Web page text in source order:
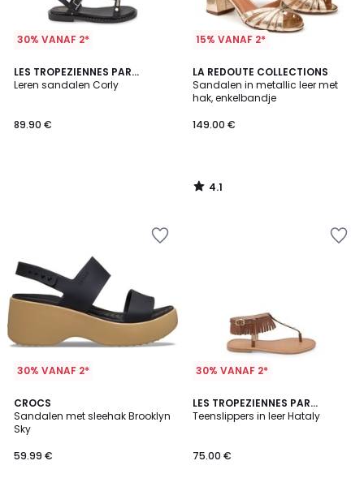
30% VANAF 2*
LES TROPEZIENNES PAR
M.BELARBI
Leren sandalen Corly
89.90 €
15% VANAF 2*
LA REDOUTE COLLECTIONS
Sandalen in metallic leer met
hak, enkelbandje
149.00 €
4.1
/ 5
4.1
/
30% VANAF 2*
CROCS
Sandalen met sleehak Brooklyn
Sky
59.99 €
30% VANAF 2*
LES TROPEZIENNES PAR
M.BELARBI
Teenslippers in leer Hataly
75.00 €